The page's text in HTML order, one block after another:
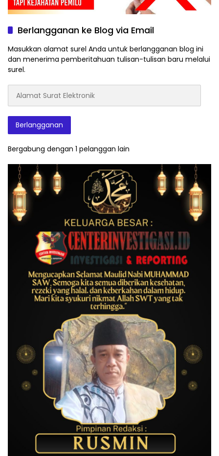
Berlangganan ke Blog via Email
Masukkan alamat surel Anda untuk berlangganan blog ini
dan menerima pemberitahuan tulisan-tulisan baru melalui
surel.
Surat
Berlangganan
Bergabung dengan 1 pelanggan lain